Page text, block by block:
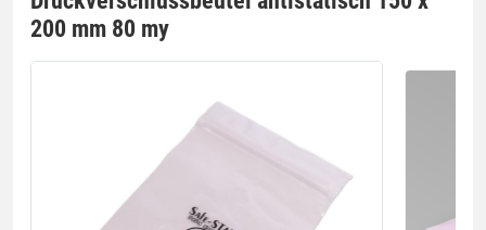
200 mm 80 my